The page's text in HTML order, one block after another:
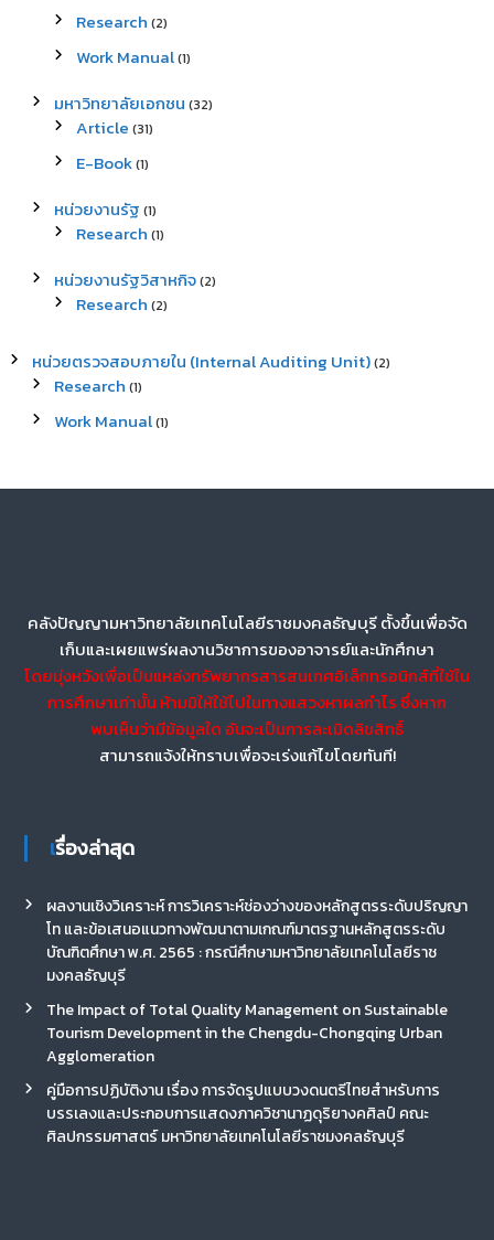
Research (2)
Work Manual(1)
มหาวิทยาลัยเอกชน (32)
Article (31)
E-Book(1)
หน่วยงานรัฐ (1)
Research (1)
หน่วยงานรัฐวิสาหกิจ(2)
Research (2)
หน่วยตรวจสอบภายใน (Internal Auditing Unit)(2)
Research (1)
Work Manual(1)
คลังปัญญามหาวิทยาลัยเทคโนโลยีราชมงคลธัญบุรี ตั้งขึ้นเพื่อจัด
เก็บและเผยแพร่ผลงานวิชาการของอาจารย์และนักศึกษา
โดยมุ่งหวังเพื่อเป็นแหล่งทรัพยากรสารสนเทศอิเล็กทรอนิกส์ที่ใช้ใน
การศึกษาเท่านั้น ห้ามมิให้ใช้ไปในทางแสวงหาผลกำไร ซึ่งหาก
พบเห็นว่ามีข้อมูลใด อันจะเป็นการละเมิดลิขสิทธิ์
สามารถแจ้งให้ทราบเพื่อจะเร่งแก้ไขโดยทันที!
เรื่องล่าสุด
ผลงานเชิงวิเคราะห์ การวิเคราะห์ช่องว่างของหลักสูตรระดับปริญญา
โท และข้อเสนอแนวทางพัฒนาตามเกณฑ์มาตรฐานหลักสูตรระดับ
บัณฑิตศึกษา พ.ศ. 2565 : กรณีศึกษามหาวิทยาลัยเทคโนโลยีราช
มงคลธัญบุรี
The Impact of Total Quality Management on Sustainable
Tourism Development in the Chengdu-Chongqing Urban
Agglomeration
คู่มือการปฏิบัติงาน เรื่อง การจัดรูปแบบวงดนตรีไทยสำหรับการ
บรรเลงและประกอบการแสดงภาควิชานาฏดุริยางคศิลป์ คณะ
ศิลปกรรมศาสตร์ มหาวิทยาลัยเทคโนโลยีราชมงคลธัญบุรี